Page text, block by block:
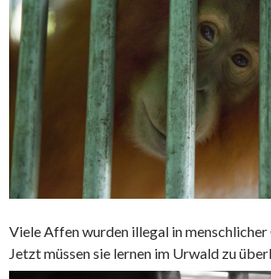
Viele Affen wurden illegal in
Jetzt müssen sie lernen im Urwald zu